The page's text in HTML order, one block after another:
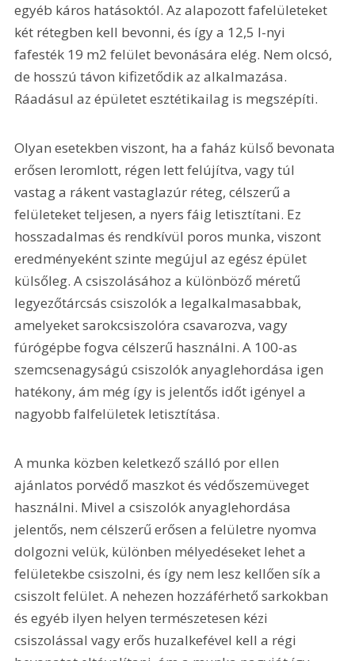
egyéb káros hatásoktól. Az alapozott fafelületeket
két rétegben kell bevonni, és így a 12,5 l-nyi
fafesték 19 m2 felület bevonására elég. Nem olcsó,
de hosszú távon kifizetődik az alkalmazása.
Ráadásul az épületet esztétikailag is megszépíti.
Olyan esetekben viszont, ha a faház külső bevonata
erősen leromlott, régen lett felújítva, vagy túl
vastag a rákent vastaglazúr réteg, célszerű a
felületeket teljesen, a nyers fáig letisztítani. Ez
hosszadalmas és rendkívül poros munka, viszont
eredményeként szinte megújul az egész épület
külsőleg. A csiszolásához a különböző méretű
legyezőtárcsás csiszolók a legalkalmasabbak,
amelyeket sarokcsiszolóra csavarozva, vagy
fúrógépbe fogva célszerű használni. A 100-as
szemcsenagyságú csiszolók anyaglehordása igen
hatékony, ám még így is jelentős időt igényel a
nagyobb falfelületek letisztítása.
A munka közben keletkező szálló por ellen
ajánlatos porvédő maszkot és védőszemüveget
használni. Mivel a csiszolók anyaglehordása
jelentős, nem célszerű erősen a felületre nyomva
dolgozni velük, különben mélyedéseket lehet a
felületekbe csiszolni, és így nem lesz kellően sík a
csiszolt felület. A nehezen hozzáférhető sarkokban
és egyéb ilyen helyen természetesen kézi
csiszolással vagy erős huzalkefével kell a régi